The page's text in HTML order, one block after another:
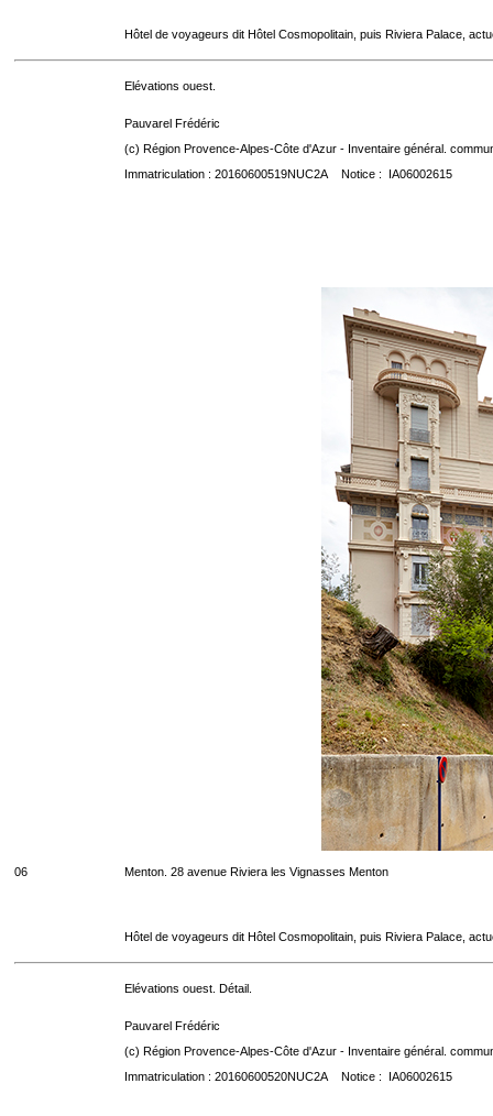
Hôtel de voyageurs dit Hôtel Cosmopolitain, puis Riviera Palace,
Elévations ouest.
Pauvarel Frédéric
(c) Région Provence-Alpes-Côte d'Azur - Inventaire général.
Immatriculation : 20160600519NUC2A Notice : IA06002615
06 Menton. 28 avenue Riviera les Vignasses Menton
Hôtel de voyageurs dit Hôtel Cosmopolitain, puis Riviera Palace,
Elévations ouest. Détail.
Pauvarel Frédéric
(c) Région Provence-Alpes-Côte d'Azur - Inventaire général.
Immatriculation : 20160600520NUC2A Notice : IA06002615